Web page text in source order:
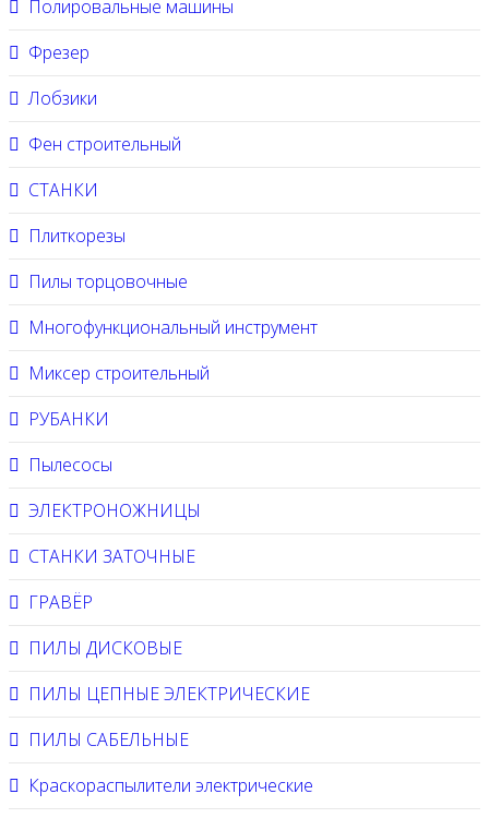
Полировальные машины
Фрезер
Лобзики
Фен строительный
СТАНКИ
Плиткорезы
Пилы торцовочные
Многофункциональный инструмент
Миксер строительный
РУБАНКИ
Пылесосы
ЭЛЕКТРОНОЖНИЦЫ
СТАНКИ ЗАТОЧНЫЕ
ГРАВЁР
ПИЛЫ ДИСКОВЫЕ
ПИЛЫ ЦЕПНЫЕ ЭЛЕКТРИЧЕСКИЕ
ПИЛЫ САБЕЛЬНЫЕ
Краскораспылители электрические